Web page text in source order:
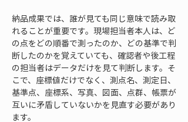
納品成果では、誰が見ても同じ意味で読み取
れることが重要です。現場担当者本人は、ど
の点をどの順番で測ったのか、どの基準で判
断したのかを覚えていても、確認者や後工程
の担当者はデータだけを見て判断します。そ
こで、座標値だけでなく、測点名、測定日、
基準点、座標系、写真、図面、点群、帳票が
互いに矛盾していないかを見直す必要があり
ます。